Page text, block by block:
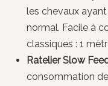
les chevaux
normal. Facile à
classiques : 1
Ratelier Slow
consommation